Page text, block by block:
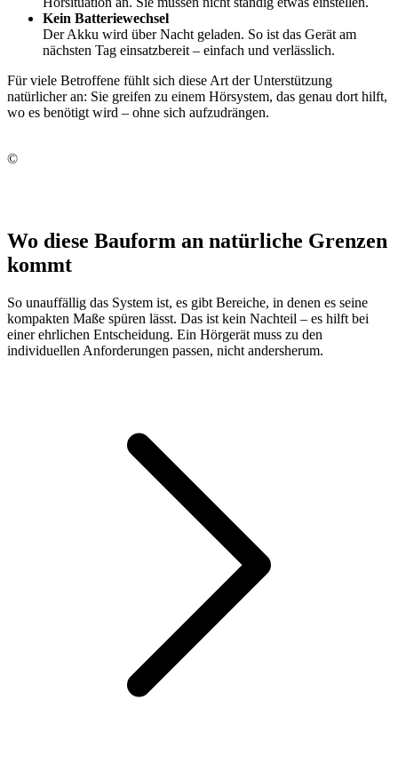
Kein Batteriewechsel
Der Akku wird über Nacht geladen. So ist das Gerät am
nächsten Tag einsatzbereit – einfach und verlässlich.
Für viele Betroffene fühlt sich diese Art der Unterstützung
natürlicher an: Sie greifen zu einem Hörsystem, das genau dort hilft,
wo es benötigt wird – ohne sich aufzudrängen.
©
Wo diese Bauform an natürliche Grenzen
kommt
So unauffällig das System ist, es gibt Bereiche, in denen es seine
kompakten Maße spüren lässt. Das ist kein Nachteil – es hilft bei
einer ehrlichen Entscheidung. Ein Hörgerät muss zu den
individuellen Anforderungen passen, nicht andersherum.